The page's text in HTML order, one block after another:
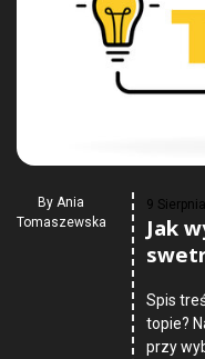
By Ania
Tomaszewska
9
Jak
Spis
topie?
przy